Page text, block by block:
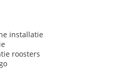
installatie
roosters